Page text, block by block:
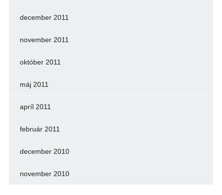
december 2011
november 2011
október 2011
máj 2011
apríl 2011
február 2011
december 2010
november 2010